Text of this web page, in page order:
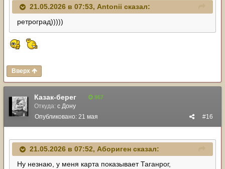
21.05.2026 в 07:53, Antonii сказал:
ретроград)))))
Вверх
Казак-берег 967
Откуда: с Дону
#16
Опубликовано: 21 мая
21.05.2026 в 07:52, Абориген сказал:
Ну незнаю, у меня карта показывает Таганрог,